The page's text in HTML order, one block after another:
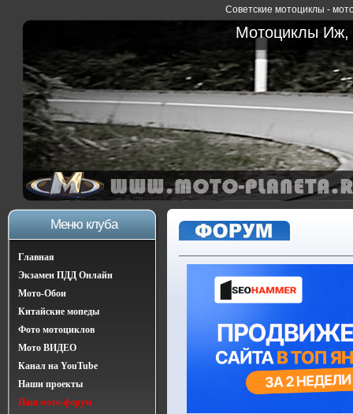
Советские мотоциклы -
Мотоциклы Иж,
Меню клуба
Главная
Экзамен ПДД Онлайн
Мото-Обои
Китайские мопеды
Фото мотоциклов
Мото ВИДЕО
Канал на YouTube
Наши проекты
Наш мото-форум